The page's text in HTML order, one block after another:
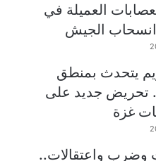
العميلة في
الجيش
يتحدث بمنطق
تحريض جديد على
غزة
وضرب واعتقالات..